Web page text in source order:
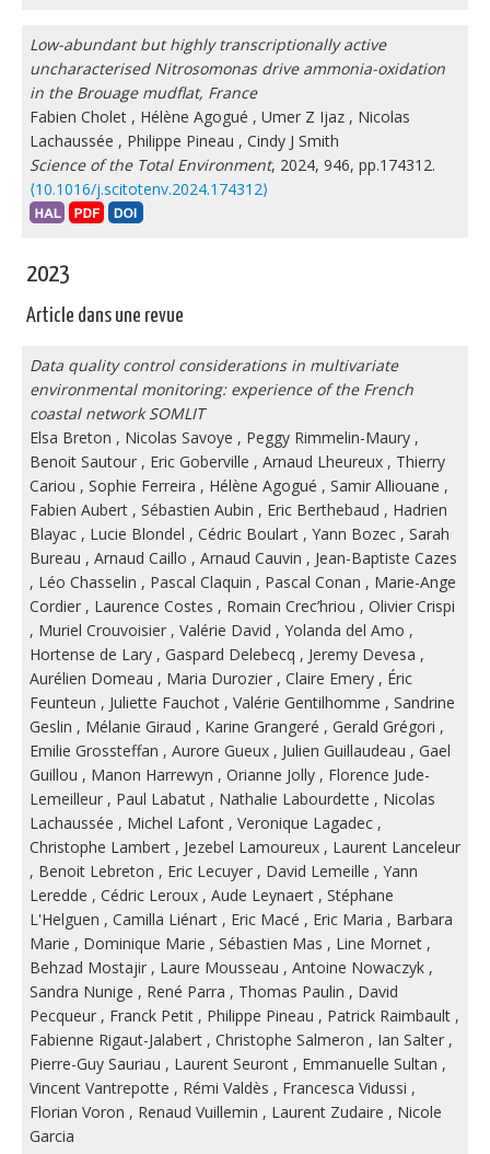
Low-abundant but highly transcriptionally active
uncharacterised Nitrosomonas drive ammonia-oxidation
in the Brouage mudflat, France
Fabien Cholet , Hélène Agogué , Umer Z Ijaz , Nicolas
Lachaussée , Philippe Pineau , Cindy J Smith
Science of the Total Environment, 2024, 946, pp.174312.
⟨10.1016/j.scitotenv.2024.174312⟩
2023
Article dans une revue
Data quality control considerations in multivariate
environmental monitoring: experience of the French
coastal network SOMLIT
Elsa Breton , Nicolas Savoye , Peggy Rimmelin-Maury ,
Benoit Sautour , Eric Goberville , Arnaud Lheureux , Thierry
Cariou , Sophie Ferreira , Hélène Agogué , Samir Alliouane ,
Fabien Aubert , Sébastien Aubin , Eric Berthebaud , Hadrien
Blayac , Lucie Blondel , Cédric Boulart , Yann Bozec , Sarah
Bureau , Arnaud Caillo , Arnaud Cauvin , Jean-Baptiste Cazes
, Léo Chasselin , Pascal Claquin , Pascal Conan , Marie-Ange
Cordier , Laurence Costes , Romain Crec’hriou , Olivier Crispi
, Muriel Crouvoisier , Valérie David , Yolanda del Amo ,
Hortense de Lary , Gaspard Delebecq , Jeremy Devesa ,
Aurélien Domeau , Maria Durozier , Claire Emery , Éric
Feunteun , Juliette Fauchot , Valérie Gentilhomme , Sandrine
Geslin , Mélanie Giraud , Karine Grangeré , Gerald Grégori ,
Emilie Grossteffan , Aurore Gueux , Julien Guillaudeau , Gael
Guillou , Manon Harrewyn , Orianne Jolly , Florence Jude-
Lemeilleur , Paul Labatut , Nathalie Labourdette , Nicolas
Lachaussée , Michel Lafont , Veronique Lagadec ,
Christophe Lambert , Jezebel Lamoureux , Laurent Lanceleur
, Benoit Lebreton , Eric Lecuyer , David Lemeille , Yann
Leredde , Cédric Leroux , Aude Leynaert , Stéphane
L'Helguen , Camilla Liénart , Eric Macé , Eric Maria , Barbara
Marie , Dominique Marie , Sébastien Mas , Line Mornet ,
Behzad Mostajir , Laure Mousseau , Antoine Nowaczyk ,
Sandra Nunige , René Parra , Thomas Paulin , David
Pecqueur , Franck Petit , Philippe Pineau , Patrick Raimbault ,
Fabienne Rigaut-Jalabert , Christophe Salmeron , Ian Salter ,
Pierre-Guy Sauriau , Laurent Seuront , Emmanuelle Sultan ,
Vincent Vantrepotte , Rémi Valdès , Francesca Vidussi ,
Florian Voron , Renaud Vuillemin , Laurent Zudaire , Nicole
Garcia